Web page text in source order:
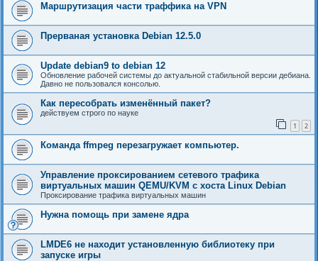
Маршрутизация части траффика на VPN
Прерваная установка Debian 12.5.0
Update debian9 to debian 12
Обновление рабочей системы до актуальной стабильной версии дебиана.
Давно не пользовался консолью.
Как пересобрать изменённый пакет?
действуем строго по науке
1 2
Команда ffmpeg перезагружает компьютер.
Управление проксированием сетевого трафика
виртуальных машин QEMU/KVM с хоста Linux Debian
Проксирование трафика виртуальных машин
Нужна помощь при замене ядра
LMDE6 не находит установленную библиотеку при
запуске игры